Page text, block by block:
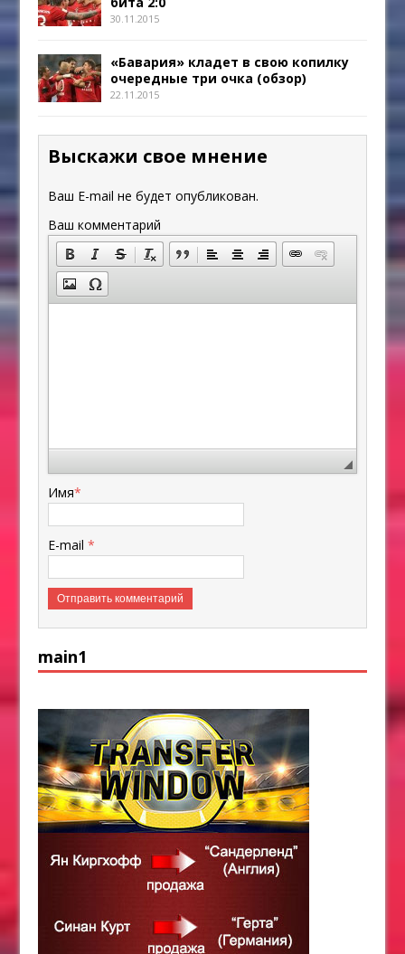
30.11.2015
«Бавария» кладет в свою копилку
очередные три очка (обзор)
22.11.2015
Выскажи свое мнение
Ваш E-mail не будет опубликован.
Ваш комментарий
Имя*
E-mail*
main1